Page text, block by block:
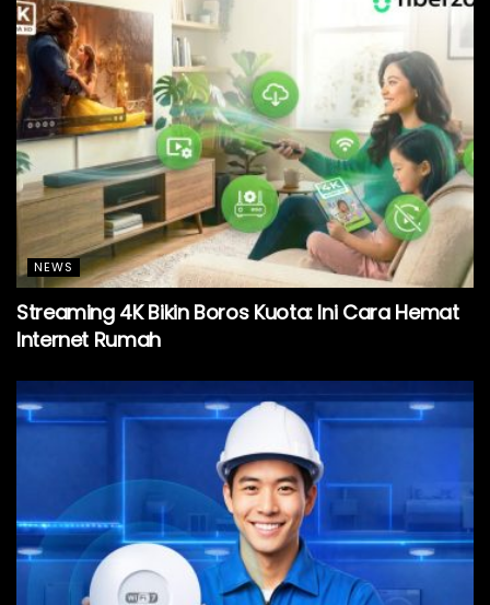
NEWS
Streaming 4K Bikin Boros Kuota: Ini Cara Hemat
Internet Rumah